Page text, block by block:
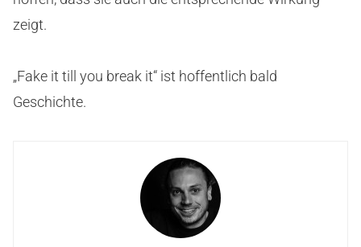
zeigt.
„Fake it till you break it“ ist hoffentlich bald
Geschichte.